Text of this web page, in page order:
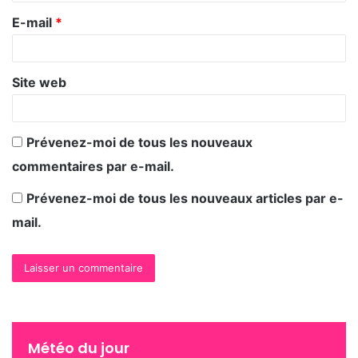
Préparez votre poulet (mariné ou fumé) ici je l’ai
fumé au barbecue, perso j’adore, mais une
marinade au thym et au citron c’est délicieux aussi.
r
e
*
E-mail *
Site web
Prévenez-moi de tous les nouveaux
commentaires par e-mail.
Prévenez-moi de tous les nouveaux articles par e-
mail.
Météo du jour